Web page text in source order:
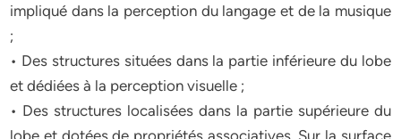
impliqué dans la perception du langage et de la musique
;
• Des structures situées dans la partie inférieure du lobe
et dédiées à la perception visuelle ;
• Des structures localisées dans la partie supérieure du
lobe et dotées de propriétés associatives. Sur la surface